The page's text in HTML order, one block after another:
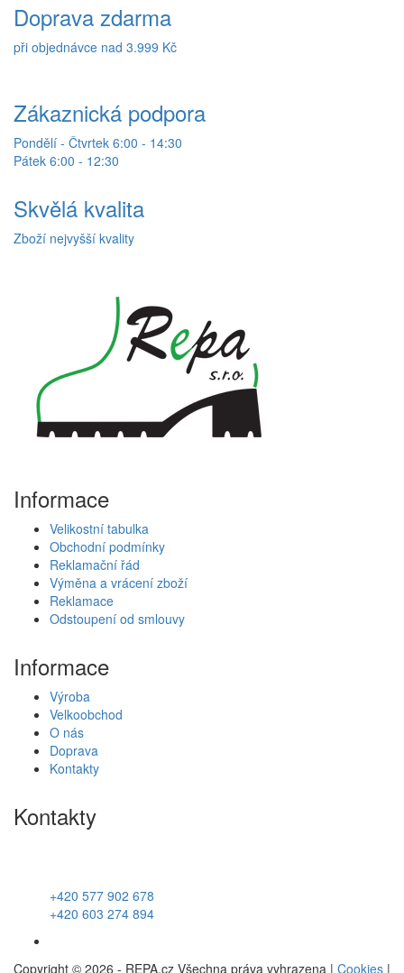
Doprava zdarma
při objednávce nad 3.999 Kč
Zákaznická podpora
Pondělí - Čtvrtek 6:00 - 14:30
Pátek 6:00 - 12:30
Skvělá kvalita
Zboží nejvyšší kvality
Informace
Velikostní tabulka
Obchodní podmínky
Reklamační řád
Výměna a vrácení zboží
Reklamace
Odstoupení od smlouvy
Informace
Výroba
Velkoobchod
O nás
Doprava
Kontakty
Kontakty
+420 577 902 678
+420 603 274 894
Copyright © 2026 - REPA.cz Všechna práva vyhrazena | Cookies |